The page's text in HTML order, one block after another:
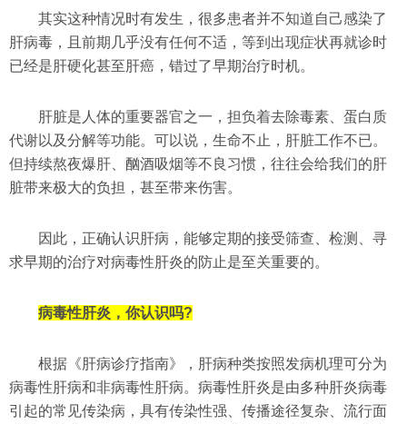
其实这种情况时有发生，很多患者并不知道自己感染了
肝病毒，且前期几乎没有任何不适，等到出现症状再就诊时
已经是肝硬化甚至肝癌，错过了早期治疗时机。
肝脏是人体的重要器官之一，担负着去除毒素、蛋白质
代谢以及分解等功能。可以说，生命不止，肝脏工作不已。
但持续熬夜爆肝、酗酒吸烟等不良习惯，往往会给我们的肝
脏带来极大的负担，甚至带来伤害。
因此，正确认识肝病，能够定期的接受筛查、检测、寻
求早期的治疗对病毒性肝炎的防止是至关重要的。
病毒性肝炎，你认识吗?
根据《肝病诊疗指南》，肝病种类按照发病机理可分为
病毒性肝病和非病毒性肝病。病毒性肝炎是由多种肝炎病毒
引起的常见传染病，具有传染性强、传播途径复杂、流行面